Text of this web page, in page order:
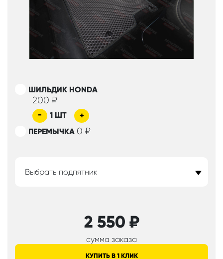
ШИЛЬДИК HONDA
200 ₽
- 1 ШТ
+
ПЕРЕМЫЧКА 0 ₽
Выбрать подпятник
2 550 ₽
сумма заказа
КУПИТЬ В 1 КЛИК